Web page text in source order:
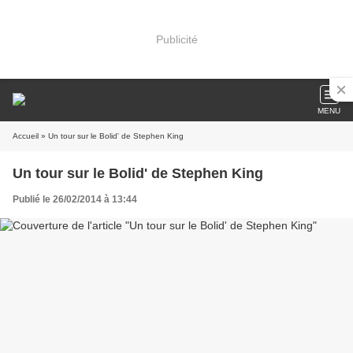
Publicité
MENU
Accueil » Un tour sur le Bolid' de Stephen King
Un tour sur le Bolid' de Stephen King
Publié le 26/02/2014 à 13:44